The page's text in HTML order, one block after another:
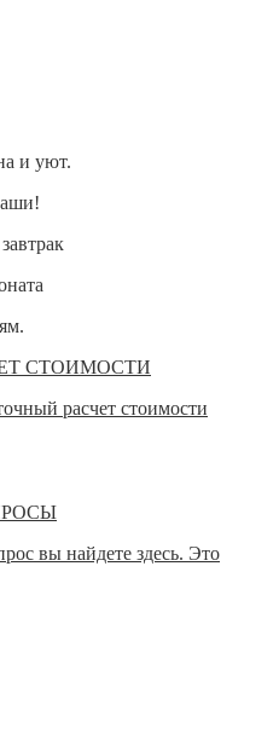
и уют.
СТОИМОСТИ
расчет стоимости
вы найдете здесь. Это